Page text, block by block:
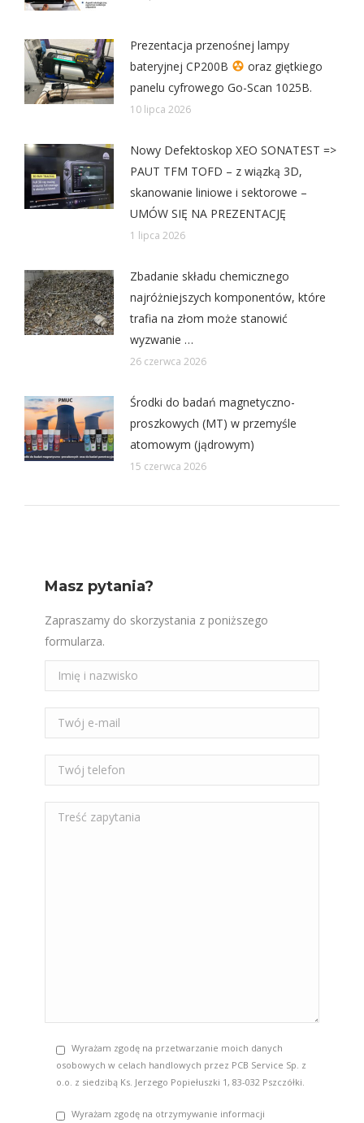
Prezentacja przenośnej lampy
bateryjnej CP200B
oraz giętkiego
panelu cyfrowego Go-Scan 1025B.
10 lipca 2026
Nowy Defektoskop XEO SONATEST =>
PAUT TFM TOFD – z wiązką 3D,
skanowanie liniowe i sektorowe –
UMÓW SIĘ NA PREZENTACJĘ
1 lipca 2026
Zbadanie składu chemicznego
najróżniejszych komponentów, które
trafia na złom może stanowić
wyzwanie …
26 czerwca 2026
Środki do badań magnetyczno-
proszkowych (MT) w przemyśle
atomowym (jądrowym)
15 czerwca 2026
Masz pytania?
Zapraszamy do skorzystania z poniższego
formularza.
Wyrażam zgodę na przetwarzanie moich danych
osobowych w celach handlowych przez PCB Service Sp. z
o.o. z siedzibą Ks. Jerzego Popiełuszki 1, 83-032 Pszczółki.
Wyrażam zgodę na otrzymywanie informacji